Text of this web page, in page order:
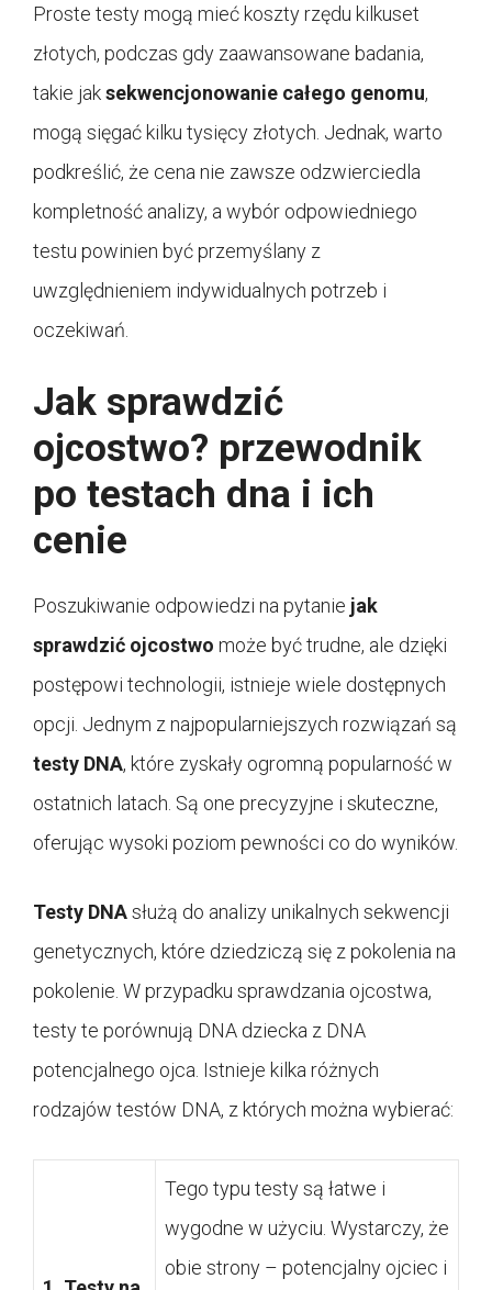
Proste testy mogą mieć koszty rzędu kilkuset
złotych, podczas gdy zaawansowane badania,
takie jaksekwencjonowanie całego genomu,
mogą sięgać kilku tysięcy złotych. Jednak, warto
podkreślić, że cena nie zawsze odzwierciedla
kompletność analizy, a wybór odpowiedniego
testu powinien być przemyślany z
uwzględnieniem indywidualnych potrzeb i
oczekiwań.
Jak sprawdzić
ojcostwo? przewodnik
po testach dna i ich
cenie
Poszukiwanie odpowiedzi na pytanie jak
sprawdzić ojcostwo może być trudne, ale dzięki
postępowi technologii, istnieje wiele dostępnych
opcji. Jednym z najpopularniejszych rozwiązań są
testy DNA, które zyskały ogromną popularność w
ostatnich latach. Są one precyzyjne i skuteczne,
oferując wysoki poziom pewności co do wyników.
Testy DNAsłużą do analizy unikalnych sekwencji
genetycznych, które dziedziczą się z pokolenia na
pokolenie. W przypadku sprawdzania ojcostwa,
testy te porównują DNA dziecka z DNA
potencjalnego ojca. Istnieje kilka różnych
rodzajów testów DNA, z których można wybierać:
Tego typu testy są łatwe i
wygodne w użyciu. Wystarczy, że
obie strony – potencjalny ojciec i